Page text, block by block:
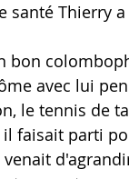
santé Thierry
bon
avec lui
le tennis de
faisait parti